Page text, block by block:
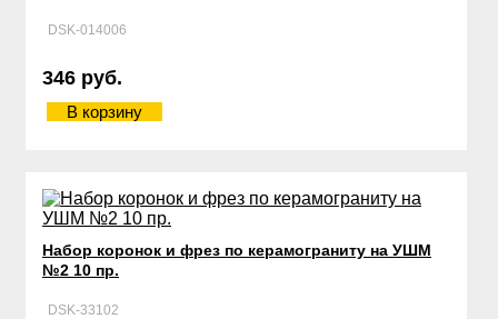
DSK-014006
346 руб.
В корзину
Набор коронок и фрез по керамограниту на УШМ
№2 10 пр.
DSK-33102